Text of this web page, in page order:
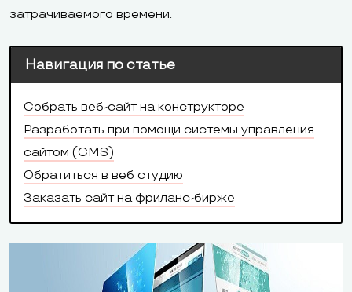
затрачиваемого времени.
Навигация по статье
Собрать веб-сайт на конструкторе
Разработать при помощи системы управления
сайтом (CMS)
Обратиться в веб студию
Заказать сайт на фриланс-бирже